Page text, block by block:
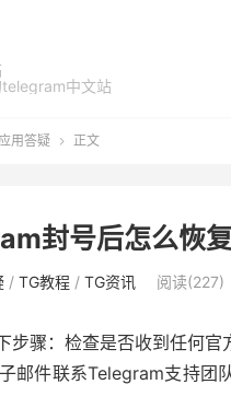
中文站
用答疑  正文
封号后怎么恢复
/ TG教程 / TG资讯 阅读(227)
骤：检查是否收到任何
邮件联系Telegram支持团